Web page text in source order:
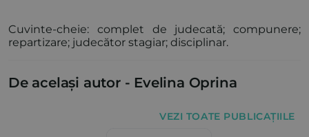
Cuvinte-cheie: complet de judecată; compunere;
repartizare; judecător stagiar; disciplinar.
De același autor - Evelina Oprina
VEZI TOATE PUBLICAȚIILE